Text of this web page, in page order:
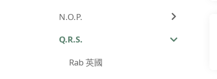
N.O.P.
Q.R.S.
Rab 英國